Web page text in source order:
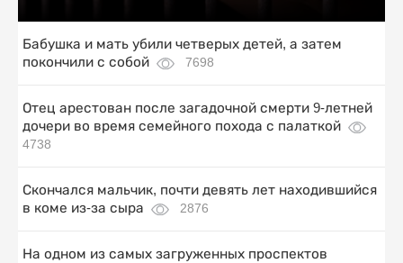
Бабушка и мать убили четверых детей, а затем
покончили с собой
7698
Отец арестован после загадочной смерти 9-летней
дочери во время семейного похода с палаткой
4738
Скончался мальчик, почти девять лет находившийся
в коме из-за сыра
2876
На одном из самых загруженных проспектов